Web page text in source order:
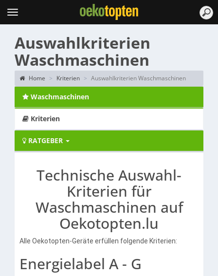
Topten
Menu
Auswahlkriterien
Waschmaschinen
Home Kriterien Auswahlkriterien Waschmaschinen
Waschmaschinen
Kriterien
RATGEBER
Technische Auswahl-
Kriterien für
Waschmaschinen auf
Oekotopten.lu
Alle Oekotopten-Geräte erfüllen folgende Kriterien:
Energielabel A - G